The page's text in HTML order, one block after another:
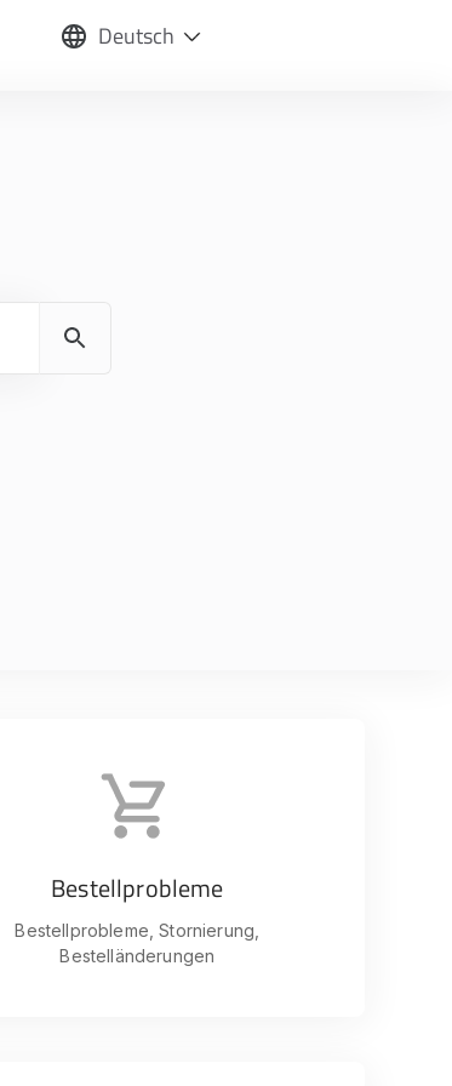
Deutsch
Bestellprobleme
Bestellprobleme, Stornierung,
Bestelländerungen